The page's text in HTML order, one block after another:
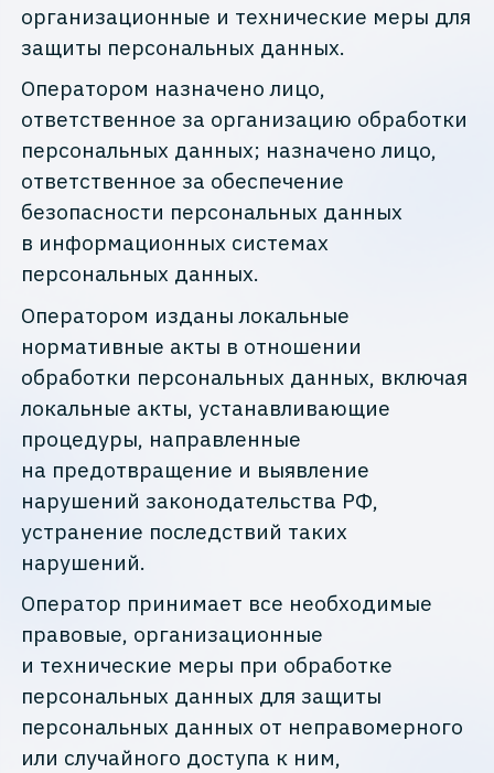
организационные и технические меры для
защиты персональных данных.
Оператором назначено лицо,
ответственное за организацию обработки
персональных данных; назначено лицо,
ответственное за обеспечение
безопасности персональных данных
в информационных системах
персональных данных.
Оператором изданы локальные
нормативные акты в отношении
обработки персональных данных, включая
локальные акты, устанавливающие
процедуры, направленные
на предотвращение и выявление
нарушений законодательства РФ,
устранение последствий таких
нарушений.
Оператор принимает все необходимые
правовые, организационные
и технические меры при обработке
персональных данных для защиты
персональных данных от неправомерного
или случайного доступа к ним,